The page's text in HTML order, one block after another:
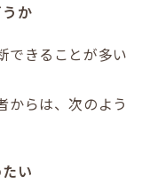
か
できることが多い
からは、次のよう
い